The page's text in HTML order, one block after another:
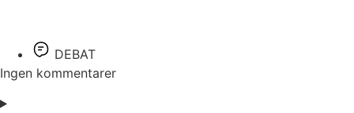
DEBAT
Ingen kommentarer